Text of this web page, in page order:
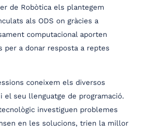
de Robòtica els plantegem
als ODS on gràcies a
computacional aporten
per a donar resposta a reptes
coneixem els diversos
seu llenguatge de programació.
investiguen problemes
en les solucions, trien la millor